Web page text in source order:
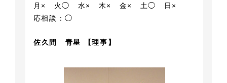
月×
火◯ 水× 木× 金× 土◯
日×
応相談：◯
佐久間 青星 【理事】